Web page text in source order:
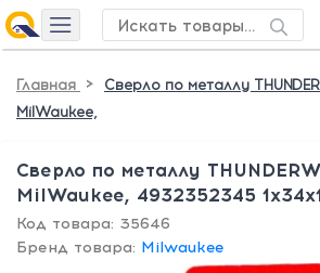
Главная >
Сверло по металлу
MilWaukee,
Сверло по металлу
MilWaukee, 4932352345
Код товара: 35646
Бренд товара: Milwaukee